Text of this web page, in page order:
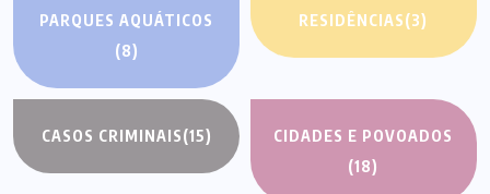
PARQUES AQUÁTICOS
(8)
RESIDÊNCIAS(3)
CASOS CRIMINAIS(15)
CIDADES E POVOADOS
(18)